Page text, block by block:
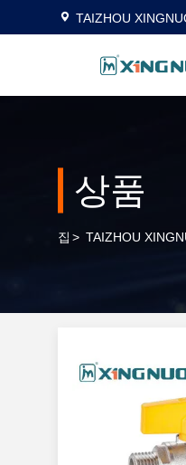
TAIZHOU
상품
집 > TAIZHOU